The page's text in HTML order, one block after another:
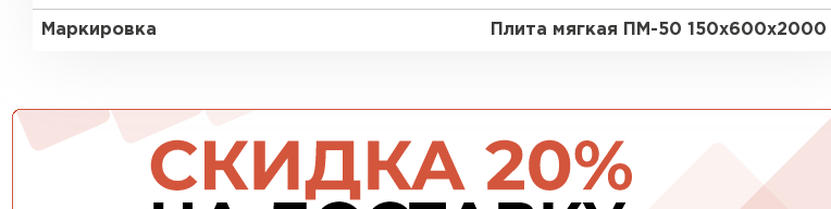
Маркировка Плита мягкая ПМ-50 150х600х2000